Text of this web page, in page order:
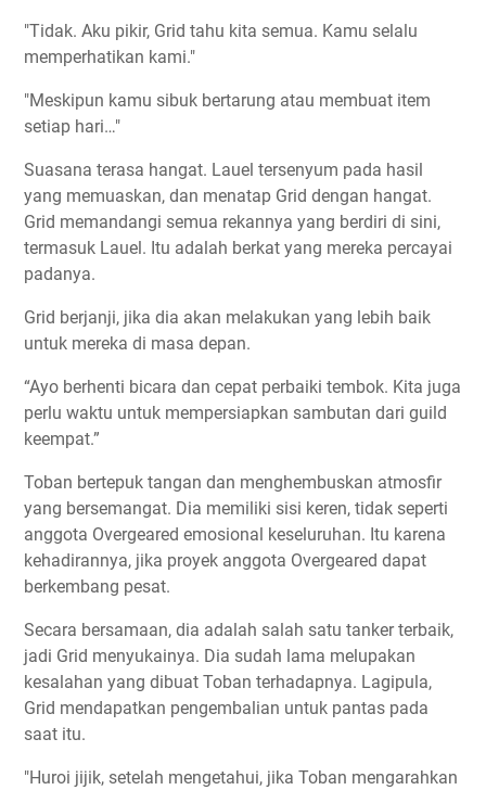
"Tidak. Aku pikir, Grid tahu kita semua. Kamu selalu
memperhatikan kami."
"Meskipun kamu sibuk bertarung atau membuat item
setiap hari…"
Suasana terasa hangat. Lauel tersenyum pada hasil
yang memuaskan, dan menatap Grid dengan hangat.
Grid memandangi semua rekannya yang berdiri di sini,
termasuk Lauel. Itu adalah berkat yang mereka percayai
padanya.
Grid berjanji, jika dia akan melakukan yang lebih baik
untuk mereka di masa depan.
“Ayo berhenti bicara dan cepat perbaiki tembok. Kita juga
perlu waktu untuk mempersiapkan sambutan dari guild
keempat.”
Toban bertepuk tangan dan menghembuskan atmosfir
yang bersemangat. Dia memiliki sisi keren, tidak seperti
anggota Overgeared emosional keseluruhan. Itu karena
kehadirannya, jika proyek anggota Overgeared dapat
berkembang pesat.
Secara bersamaan, dia adalah salah satu tanker terbaik,
jadi Grid menyukainya. Dia sudah lama melupakan
kesalahan yang dibuat Toban terhadapnya. Lagipula,
Grid mendapatkan pengembalian untuk pantas pada
saat itu.
"Huroi jijik, setelah mengetahui, jika Toban mengarahkan